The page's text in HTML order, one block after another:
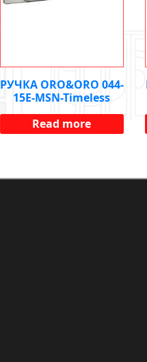
РУЧКА ORO&ORO 044-
15E-MSN-Timeless
Read more